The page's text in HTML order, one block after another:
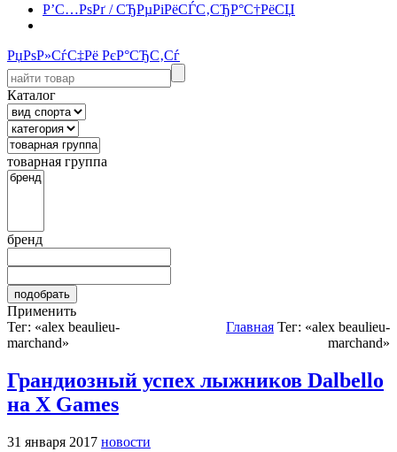
Р’С…РѕРґ / СЂРµРіРёСЃС‚СЂР°С†РёСЏ
РџРѕР»СѓС‡Рё РєР°СЂС‚Сѓ
Каталог
товарная группа
бренд
Применить
Тег: «alex beaulieu-
marchand»
Главная Тег: «alex beaulieu-
marchand»
Грандиозный успех лыжников Dalbello
на X Games
31 января 2017 новости